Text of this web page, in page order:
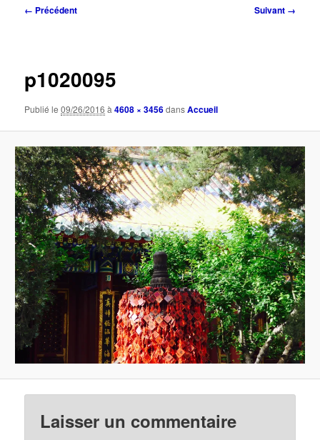
Navigation
← Précédent Suivant →
p1020095
Publié le09/26/2016 à4608 × 3456dansAccueil
Laisser un commentaire